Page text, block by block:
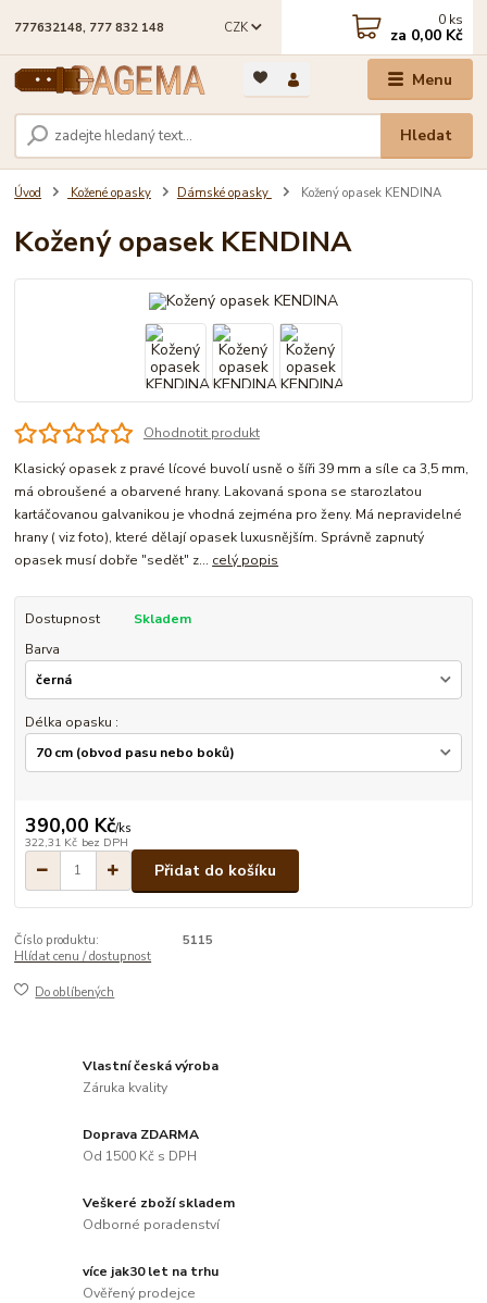
Menu
CZK
Hledat
777632148, 777 832 148 0 ks
za 0,00 Kč
Úvod Kožené opasky Dámské opasky Kožený opasek KENDINA
Kožený opasek KENDINA
Ohodnotit produkt
Klasický opasek z pravé lícové buvolí usně o šíři 39 mm a síle ca 3,5 mm,
má obroušené a obarvené hrany. Lakovaná spona se starozlatou
kartáčovanou galvanikou je vhodná zejména pro ženy. Má nepravidelné
hrany ( viz foto), které dělají opasek luxusnějším. Správně zapnutý
opasek musí dobře "sedět" z... celý popis
Dostupnost
Skladem
Barva
Délka opasku :
390,00 Kč/ks
322,31 Kč bez DPH
Přidat do košíku
Číslo produktu:
5115
Hlídat cenu / dostupnost
Do oblíbených
Vlastní česká výroba
Záruka kvality
Doprava ZDARMA
Od 1500 Kč s DPH
Veškeré zboží skladem
Odborné poradenství
více jak30 let na trhu
Ověřený prodejce